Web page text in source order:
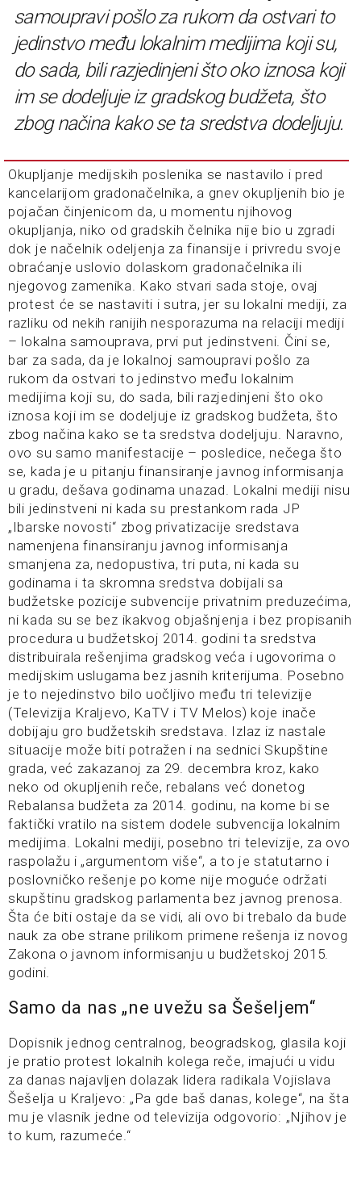
samoupravi pošlo za rukom da ostvari to
jedinstvo među lokalnim medijima koji su,
do sada, bili razjedinjeni što oko iznosa koji
im se dodeljuje iz gradskog budžeta, što
zbog načina kako se ta sredstva dodeljuju.
Okupljanje medijskih poslenika se nastavilo i pred
kancelarijom gradonačelnika, a gnev okupljenih bio je
pojačan činjenicom da, u momentu njihovog
okupljanja, niko od gradskih čelnika nije bio u zgradi
dok je načelnik odeljenja za finansije i privredu svoje
obraćanje uslovio dolaskom gradonačelnika ili
njegovog zamenika. Kako stvari sada stoje, ovaj
protest će se nastaviti i sutra, jer su lokalni mediji, za
razliku od nekih ranijih nesporazuma na relaciji mediji
– lokalna samouprava, prvi put jedinstveni. Čini se,
bar za sada, da je lokalnoj samoupravi pošlo za
rukom da ostvari to jedinstvo među lokalnim
medijima koji su, do sada, bili razjedinjeni što oko
iznosa koji im se dodeljuje iz gradskog budžeta, što
zbog načina kako se ta sredstva dodeljuju. Naravno,
ovo su samo manifestacije – posledice, nečega što
se, kada je u pitanju finansiranje javnog informisanja
u gradu, dešava godinama unazad. Lokalni mediji nisu
bili jedinstveni ni kada su prestankom rada JP
„Ibarske novosti“ zbog privatizacije sredstava
namenjena finansiranju javnog informisanja
smanjena za, nedopustiva, tri puta, ni kada su
godinama i ta skromna sredstva dobijali sa
budžetske pozicije subvencije privatnim preduzećima,
ni kada su se bez ikakvog objašnjenja i bez propisanih
procedura u budžetskoj 2014. godini ta sredstva
distribuirala rešenjima gradskog veća i ugovorima o
medijskim uslugama bez jasnih kriterijuma. Posebno
je to nejedinstvo bilo uočljivo među tri televizije
(Televizija Kraljevo, KaTV i TV Melos) koje inače
dobijaju gro budžetskih sredstava. Izlaz iz nastale
situacije može biti potražen i na sednici Skupštine
grada, već zakazanoj za 29. decembra kroz, kako
neko od okupljenih reče, rebalans već donetog
Rebalansa budžeta za 2014. godinu, na kome bi se
faktički vratilo na sistem dodele subvencija lokalnim
medijima. Lokalni mediji, posebno tri televizije, za ovo
raspolažu i „argumentom više“, a to je statutarno i
poslovničko rešenje po kome nije moguće održati
skupštinu gradskog parlamenta bez javnog prenosa.
Šta će biti ostaje da se vidi, ali ovo bi trebalo da bude
nauk za obe strane prilikom primene rešenja iz novog
Zakona o javnom informisanju u budžetskoj 2015.
godini.
Samo da nas „ne uvežu sa Šešeljem“
Dopisnik jednog centralnog, beogradskog, glasila koji
je pratio protest lokalnih kolega reče, imajući u vidu
za danas najavljen dolazak lidera radikala Vojislava
Šešelja u Kraljevo: „Pa gde baš danas, kolege“, na šta
mu je vlasnik jedne od televizija odgovorio: „Njihov je
to kum, razumeće.“